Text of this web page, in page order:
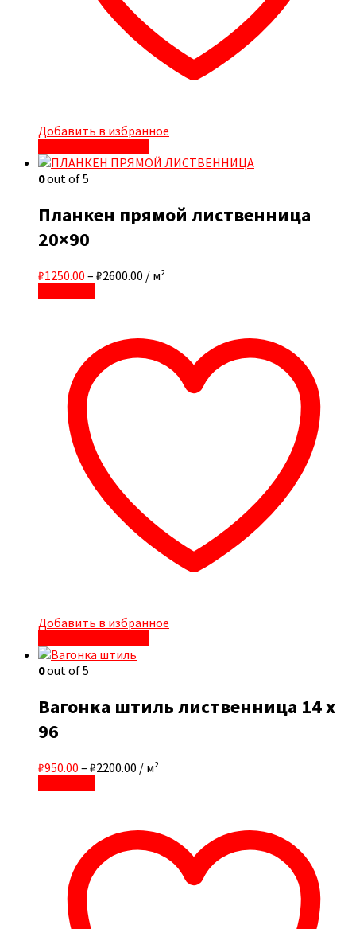
Добавить в избранное
0out of 5
Планкен прямой лиственница
20×90
₽1250.00 – ₽2600.00 / м²
Добавить в избранное
0out of 5
Вагонка штиль лиственница 14 x
96
₽950.00 – ₽2200.00 / м²